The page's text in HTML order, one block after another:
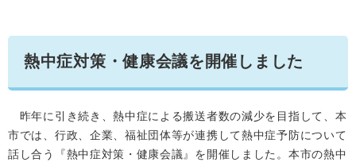
熱中症対策・健康会議を開催しました
昨年に引き続き、熱中症による搬送者数の減少を目指して、本
市では、行政、企業、福祉団体等が連携して熱中症予防について
話し合う『熱中症対策・健康会議』を開催しました。本市の熱中